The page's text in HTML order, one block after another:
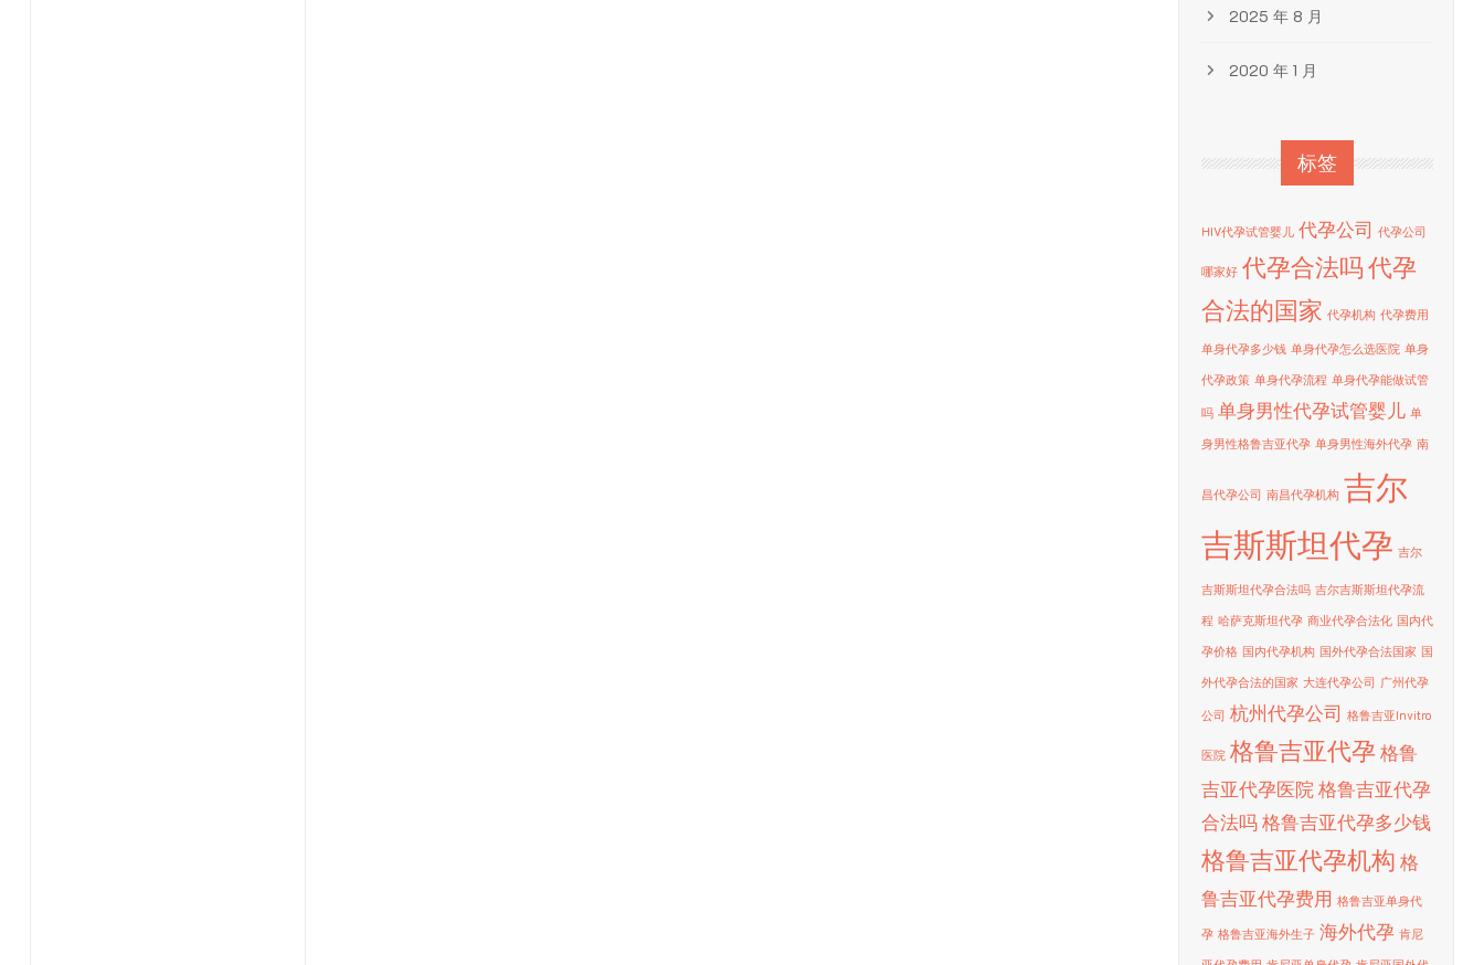
2025 年 8 月
2020 年 1 月
标签
HIV代孕试管婴儿 代孕公司 代孕公司
哪家好 代孕合法吗代孕
合法的国家 代孕机构 代孕费用
单身代孕多少钱 单身代孕怎么选医院 单身
代孕政策 单身代孕流程 单身代孕能做试管
吗 单身男性代孕试管婴儿 单
身男性格鲁吉亚代孕 单身男性海外代孕 南
昌代孕公司 南昌代孕机构 吉尔
吉斯斯坦代孕 吉尔
吉斯斯坦代孕合法吗 吉尔吉斯斯坦代孕流
程 哈萨克斯坦代孕 商业代孕合法化 国内代
孕价格 国内代孕机构 国外代孕合法国家 国
外代孕合法的国家 大连代孕公司 广州代孕
公司 杭州代孕公司 格鲁吉亚Invitro
医院 格鲁吉亚代孕 格鲁
吉亚代孕医院 格鲁吉亚代孕
合法吗格鲁吉亚代孕多少钱
格鲁吉亚代孕机构 格
鲁吉亚代孕费用 格鲁吉亚单身代
孕 格鲁吉亚海外生子 海外代孕 肯尼